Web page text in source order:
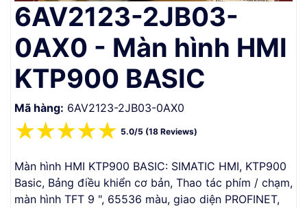
6AV2123-2JB03-
0AX0 - Màn hình HMI
KTP900 BASIC
Mã hàng: 6AV2123-2JB03-0AX0
☆
☆
☆
☆
☆ 5.0/5 (18 Reviews)
Màn hình HMI KTP900 BASIC: SIMATIC HMI, KTP900
Basic, Bảng điều khiển cơ bản, Thao tác phím / chạm,
màn hình TFT 9 ", 65536 màu, giao diện PROFINET,